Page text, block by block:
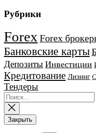
Рубрики
Forex Forex
Банковские карты
Депозиты Инвестиции
Кредитование Лизинг
Тендеры
Найти:
Закрыть